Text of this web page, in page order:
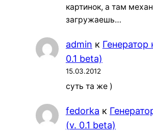
картинок, а там
загружаешь…
admin к
0.1 beta)
15.03.2012
суть та же )
fedorka к
(v. 0.1 beta)